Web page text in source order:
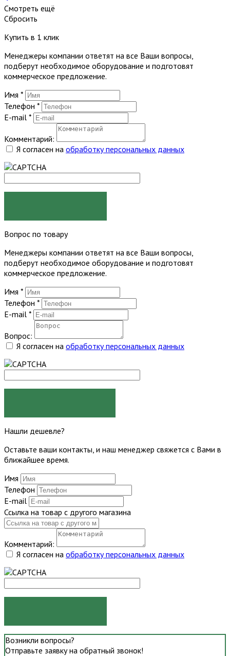
Смотреть ещё
Сбросить
Купить в 1 клик
Менеджеры компании ответят на все Ваши вопросы,
подберут необходимое оборудование и подготовят
коммерческое предложение.
Имя *
Телефон *
E-mail *
Комментарий:
Я согласен на обработку персональных данных
Вопрос по товару
Менеджеры компании ответят на все Ваши вопросы,
подберут необходимое оборудование и подготовят
коммерческое предложение.
Имя *
Телефон *
E-mail *
Вопрос:
Я согласен на обработку персональных данных
Нашли дешевле?
Оставьте ваши контакты, и наш менеджер свяжется с Вами в
ближайшее время.
Имя
Телефон
E-mail
Ссылка на товар с другого магазина
Комментарий:
Я согласен на обработку персональных данных
Возникли вопросы?
Отправьте заявку на обратный звонок!